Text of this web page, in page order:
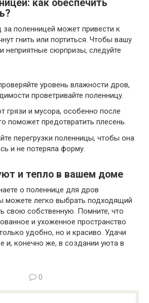
как обеспечить
за поленницей может привести к
гнить или портиться. Чтобы вашу
неприятные сюрпризы, следуйте
уровень влажности дров,
проветривайте поленницу.
грязи и мусора, особенно после
поможет предотвратить плесень.
перегрузки поленницы, чтобы она
и не потеряла форму.
и тепло в вашем доме
о поленнице для дров
можете легко выбрать подходящий
свою собственную. Помните, что
и ухоженное пространство
удобно, но и красиво. Удачи
и, конечно же, в создании уюта в
0